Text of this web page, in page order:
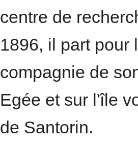
centre de
1896, il part pour
compagnie de
Egée et sur l'île
de Santorin.